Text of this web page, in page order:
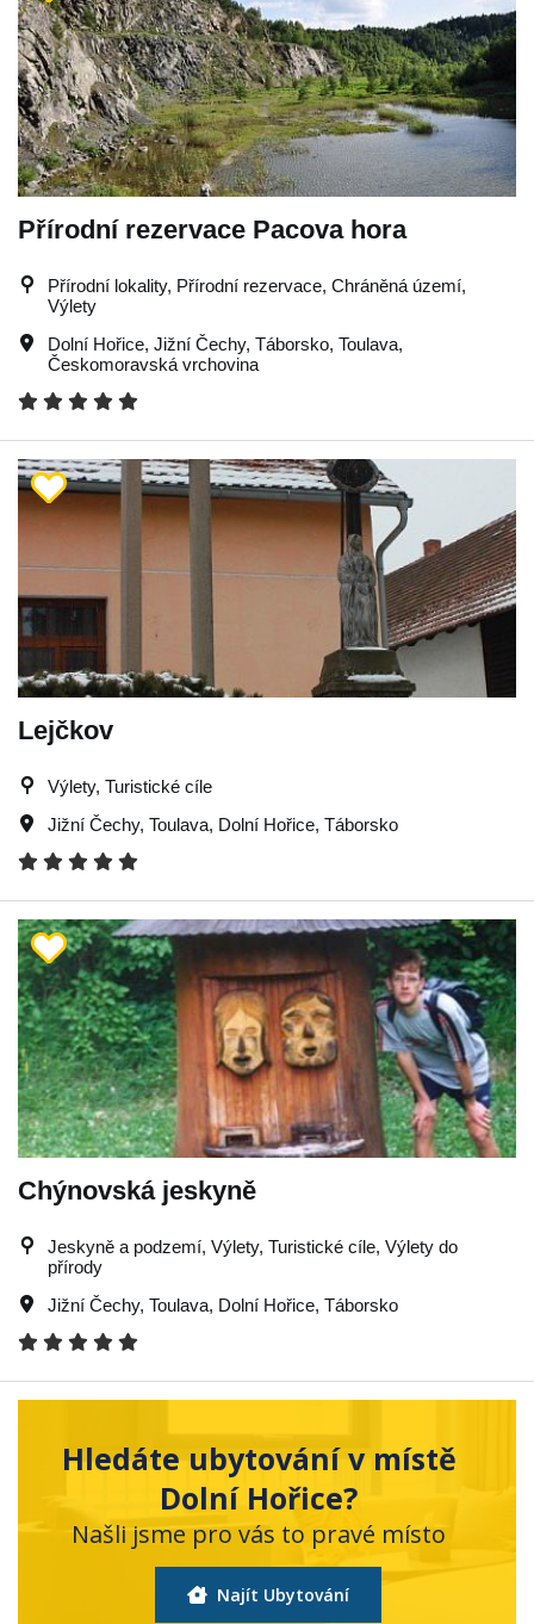
Přírodní rezervace Pacova hora
Přírodní lokality, Přírodní rezervace, Chráněná území,
Výlety
Dolní Hořice, Jižní Čechy, Táborsko, Toulava,
Českomoravská vrchovina
Lejčkov
Výlety, Turistické cíle
Jižní Čechy, Toulava, Dolní Hořice, Táborsko
Chýnovská jeskyně
Jeskyně a podzemí, Výlety, Turistické cíle, Výlety do
přírody
Jižní Čechy, Toulava, Dolní Hořice, Táborsko
Hledáte ubytování v místě
Dolní Hořice?
Našli jsme pro vás to pravé místo
Najít Ubytování